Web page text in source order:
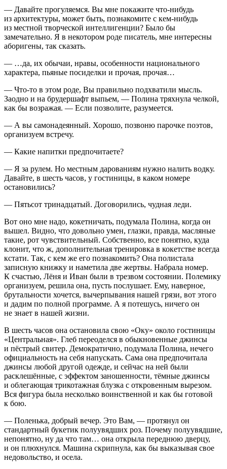
— Давайте прогуляемся. Вы мне покажите что-нибудь
из архитектуры, может быть, познакомите с кем-нибудь
из местной творческой интеллигенции? Было бы
замечательно. Я в некотором роде писатель, мне интересны
аборигены, так сказать.
— …да, их обычаи, нравы, особенности национального
характера, пьяные посиделки и прочая, прочая…
— Что-то в этом роде, Вы правильно подхватили мысль.
Заодно и на брудершафт выпьем, — Полина тряхнула челкой,
как бы возражая. — Если позволите, разумеется.
— А вы самонадеянный. Хорошо, позвоню парочке поэтов,
организуем встречу.
— Какие напитки предпочитаете?
— Я за рулем. Но местным дарованиям нужно налить водку.
Давайте, в шесть часов, у гостиницы, в каком номере
остановились?
— Пятьсот тринадцатый. Договорились, чудная леди.
Вот оно мне надо, кокетничать, подумала Полина, когда он
вышел. Видно, что довольно умен, глазки, правда, масляные
такие, рот чувствительный. Собственно, все понятно, куда
клонит, что ж, дополнительная тренировка в кокетстве всегда
кстати. Так, с кем же его познакомить? Она полистала
записную книжку и наметила две жертвы. Набрала номер.
К счастью, Лёня и Иван были в трезвом состоянии. Полемику
организуем, решила она, пусть послушает. Ему, наверное,
брутальности хочется, вычерпывания нашей грязи, вот этого
и дадим по полной программе. А я потешусь, ничего он
не знает в нашей жизни.
В шесть часов она остановила свою «Оку» около гостиницы
«Центральная». Глеб переоделся в обыкновенные джинсы
и пёстрый свитер. Демократично, подумала Полина, нечего
официальность на себя напускать. Сама она предпочитала
джинсы любой другой одежде, и сейчас на ней были
расклешённые, с эффектом заношенности, тёмные джинсы
и облегающая трикотажная блузка с откровенным вырезом.
Вся фигура была несколько воинственной и как бы готовой
к бою.
— Поленька, добрый вечер. Это Вам, — протянул он
стандартный букетик полуувядших роз. Почему полуувядшие,
непонятно, ну да что там… она открыла переднюю дверцу,
и он плюхнулся. Машина скрипнула, как бы выказывая свое
недовольство, и осела.